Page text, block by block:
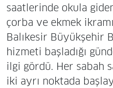
saatlerinde okula
çorba ve ekmek
Balıkesir Büyükşehir
hizmeti başladığı
ilgi gördü. Her sabah
iki ayrı noktada